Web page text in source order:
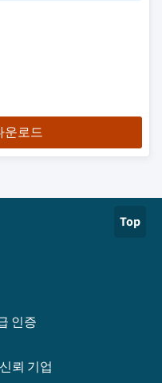
운로드
Top
인증
뢰 기업